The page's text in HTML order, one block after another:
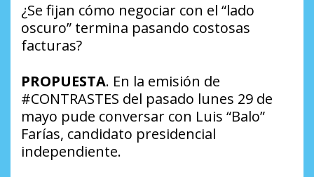
¿Se fijan cómo negociar con el “lado
oscuro” termina pasando costosas
facturas?
PROPUESTA. En la emisión de
#CONTRASTES del pasado lunes 29 de
mayo pude conversar con Luis “Balo”
Farías, candidato presidencial
independiente.